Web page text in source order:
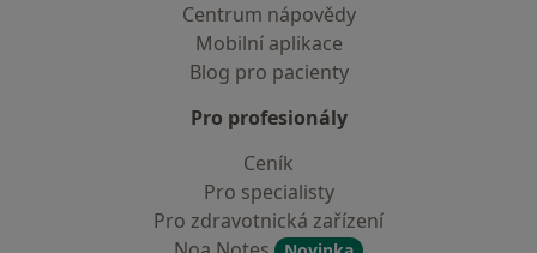
Centrum nápovědy
Mobilní aplikace
Blog pro pacienty
Pro profesionály
Ceník
Pro specialisty
Pro zdravotnická zařízení